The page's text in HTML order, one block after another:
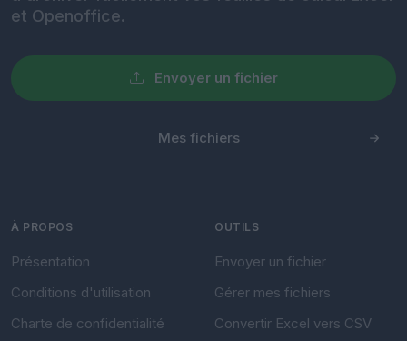
et Openoffice.
Envoyer un fichier
Mes fichiers
À PROPOS
Présentation
Conditions d'utilisation
Charte de confidentialité
OUTILS
Envoyer un fichier
Gérer mes fichiers
Convertir Excel vers CSV